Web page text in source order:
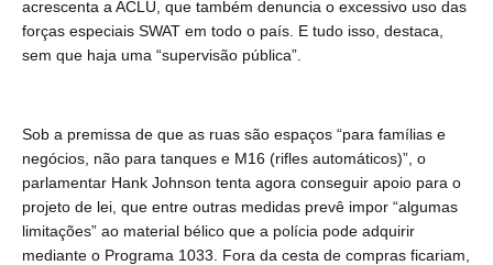
acrescenta a ACLU, que também denuncia o excessivo uso das
forças especiais SWAT em todo o país. E tudo isso, destaca,
sem que haja uma “supervisão pública”.
Sob a premissa de que as ruas são espaços “para famílias e
negócios, não para tanques e M16 (rifles automáticos)”, o
parlamentar Hank Johnson tenta agora conseguir apoio para o
projeto de lei, que entre outras medidas prevê impor “algumas
limitações” ao material bélico que a polícia pode adquirir
mediante o Programa 1033. Fora da cesta de compras ficariam,